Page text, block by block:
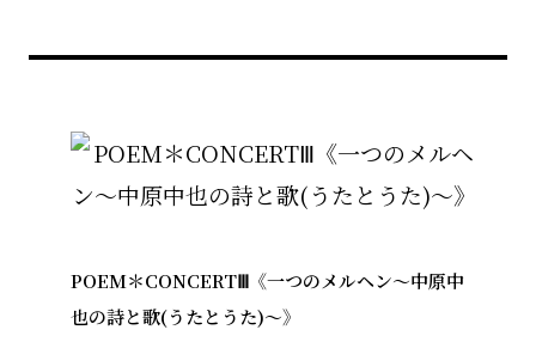
POEM＊CONCERTⅢ《一つのメルヘン〜中原中
也の詩と歌(うたとうた)〜》